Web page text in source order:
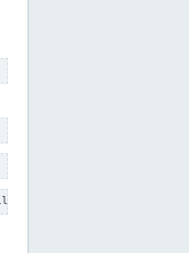
testdatei.txt"